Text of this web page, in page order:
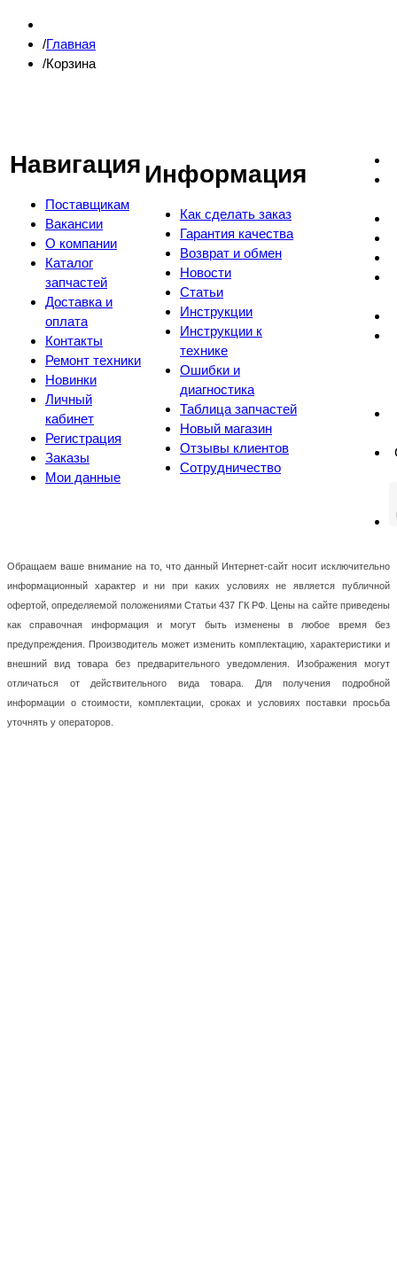
Главная
Корзина
Навигация
Поставщикам
Вакансии
О компании
Каталог
запчастей
Доставка и
оплата
Контакты
Ремонт техники
Новинки
Личный
кабинет
Регистрация
Заказы
Мои данные
Информация
Как сделать заказ
Гарантия качества
Возврат и обмен
Новости
Статьи
Инструкции
Инструкции к
технике
Ошибки и
диагностика
Таблица запчастей
Новый магазин
Отзывы клиентов
Сотрудничество
Обращаем ваше внимание на то, что данный Интернет-сайт носит исключительно
информационный характер и ни при каких условиях не является публичной
офертой, определяемой положениями Статьи 437 ГК РФ. Цены на сайте приведены
как справочная информация и могут быть изменены в любое время без
предупреждения. Производитель может изменить комплектацию, характеристики и
внешний вид товара без предварительного уведомления. Изображения могут
отличаться от действительного вида товара. Для получения подробной
информации о стоимости, комплектации, сроках и условиях поставки просьба
уточнять у операторов.